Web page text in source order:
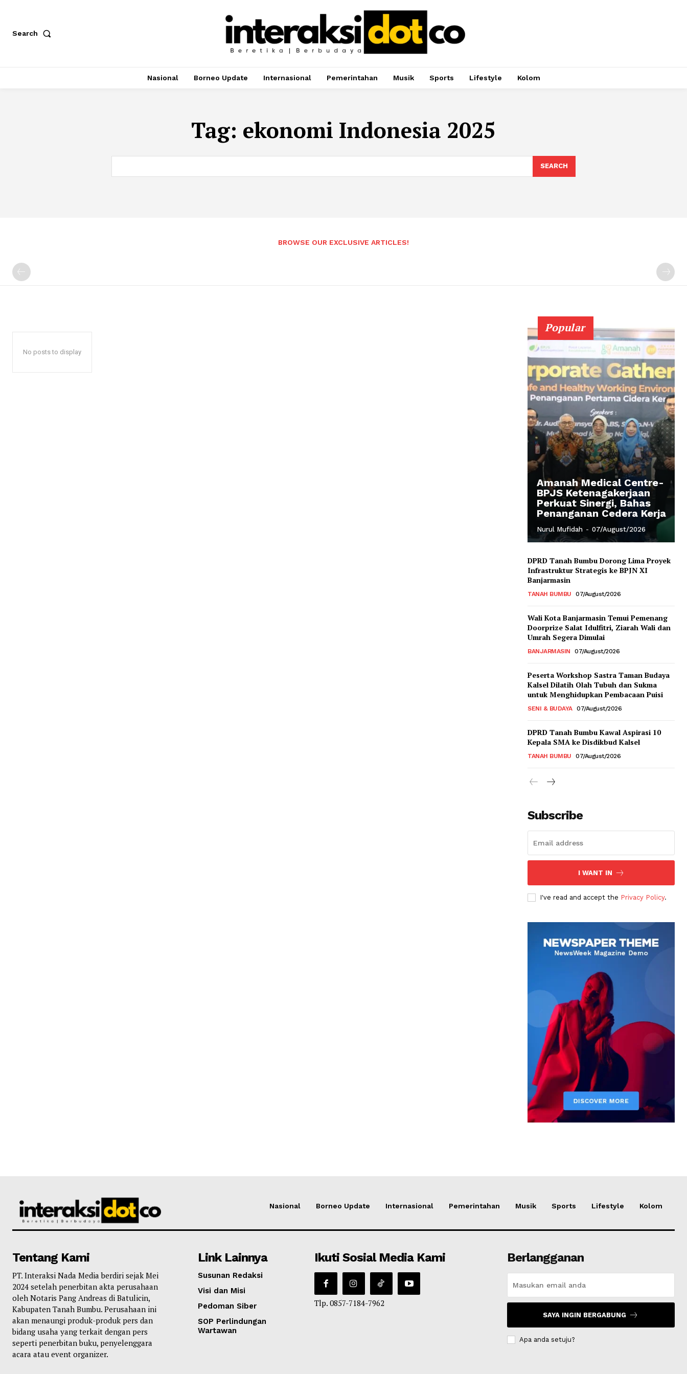
Search
Nasional Borneo Update Internasional Pemerintahan Musik Sports Lifestyle Kolom
Tag: ekonomi Indonesia 2025
SEARCH
BROWSE OUR EXCLUSIVE ARTICLES!
No posts to display
Popular
Amanah Medical Centre-
BPJS Ketenagakerjaan
Perkuat Sinergi, Bahas
Penanganan Cedera Kerja
Nurul Mufidah - 07/August/2026
DPRD Tanah Bumbu Dorong Lima Proyek
Infrastruktur Strategis ke BPJN XI
Banjarmasin
TANAH BUMBU 07/August/2026
Wali Kota Banjarmasin Temui Pemenang
Doorprize Salat Idulfitri, Ziarah Wali dan
Umrah Segera Dimulai
BANJARMASIN 07/August/2026
Peserta Workshop Sastra Taman Budaya
Kalsel Dilatih Olah Tubuh dan Sukma
untuk Menghidupkan Pembacaan Puisi
SENI & BUDAYA 07/August/2026
DPRD Tanah Bumbu Kawal Aspirasi 10
Kepala SMA ke Disdikbud Kalsel
TANAH BUMBU 07/August/2026
Subscribe
I WANT IN
I've read and accept the Privacy Policy.
Nasional Borneo Update Internasional Pemerintahan Musik Sports Lifestyle Kolom
Tentang Kami
PT. Interaksi Nada Media berdiri sejak Mei
2024 setelah penerbitan akta perusahaan
oleh Notaris Pang Andreas di Batulicin,
Kabupaten Tanah Bumbu. Perusahaan ini
akan menaungi produk-produk pers dan
bidang usaha yang terkait dengan pers
seperti penerbitan buku, penyelenggara
acara atau event organizer.
Link Lainnya
Susunan Redaksi
Visi dan Misi
Pedoman Siber
SOP Perlindungan
Wartawan
Ikuti Sosial Media Kami
Tlp. 0857-7184-7962
Berlangganan
SAYA INGIN BERGABUNG
Apa anda setuju?